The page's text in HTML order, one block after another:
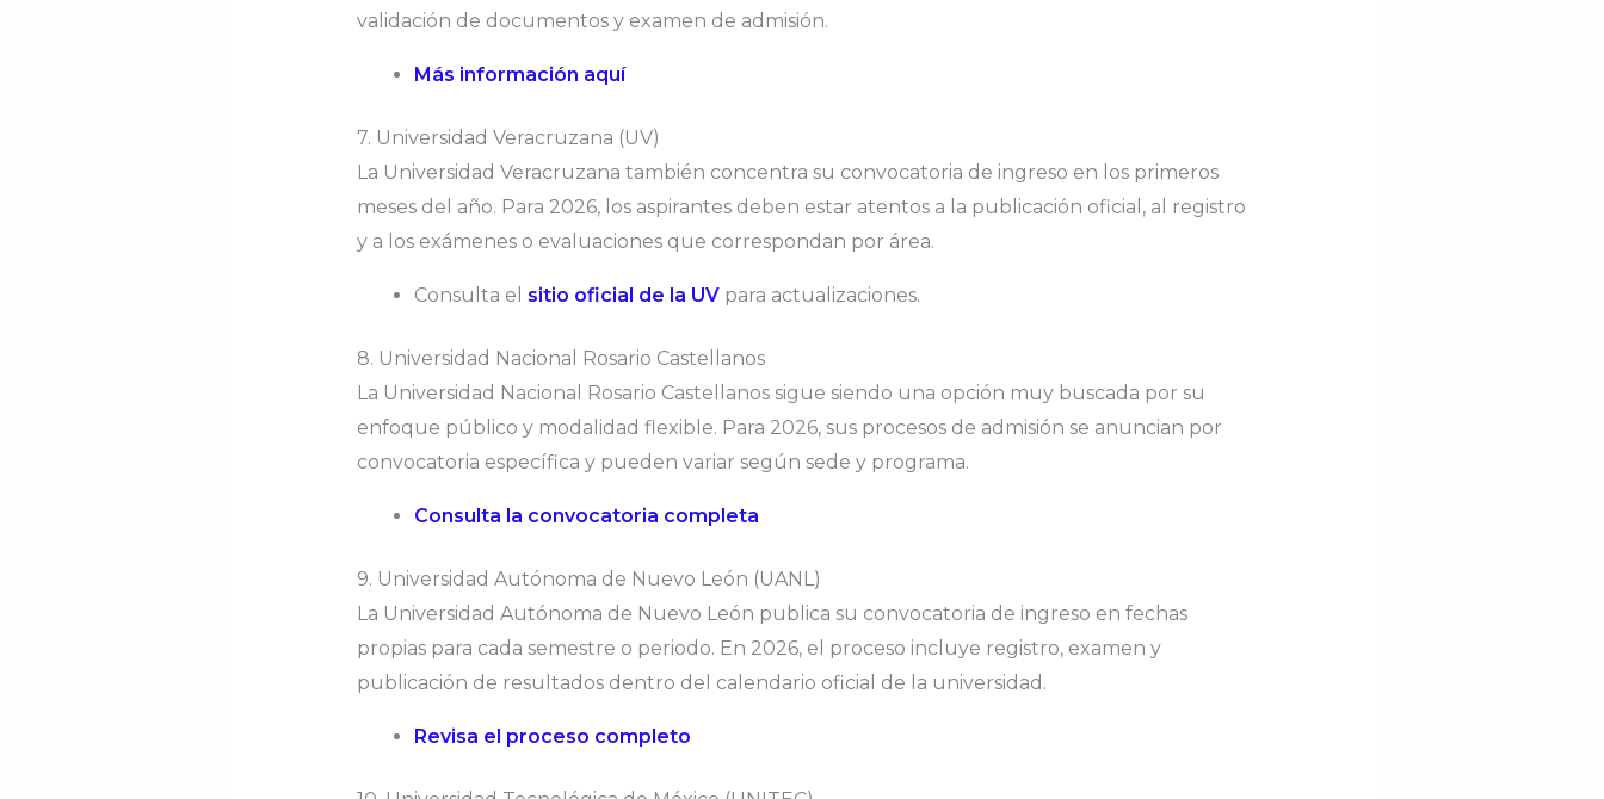
validación de documentos y examen de admisión.
Más información aquí
7. Universidad Veracruzana (UV)
La Universidad Veracruzana también concentra su convocatoria de ingreso en los primeros
meses del año. Para 2026, los aspirantes deben estar atentos a la publicación oficial, al registro
y a los exámenes o evaluaciones que correspondan por área.
Consulta el sitio oficial de la UVpara actualizaciones.
8. Universidad Nacional Rosario Castellanos
La Universidad Nacional Rosario Castellanos sigue siendo una opción muy buscada por su
enfoque público y modalidad flexible. Para 2026, sus procesos de admisión se anuncian por
convocatoria específica y pueden variar según sede y programa.
Consulta la convocatoria completa
9. Universidad Autónoma de Nuevo León (UANL)
La Universidad Autónoma de Nuevo León publica su convocatoria de ingreso en fechas
propias para cada semestre o periodo. En 2026, el proceso incluye registro, examen y
publicación de resultados dentro del calendario oficial de la universidad.
Revisa el proceso completo